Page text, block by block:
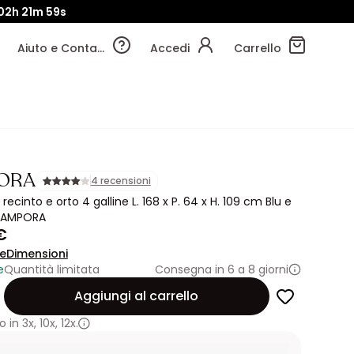
21m 58s
Aiuto e Contatti Accedi Carrello
4 recensioni
e orto 4 galline L. 168 x P. 64 x H. 109 cm Blu e
Dimensioni
Quantità limitata Consegna in 6 a 8 giorni
Aggiungi al carrello
in 3x, 10x, 12x.